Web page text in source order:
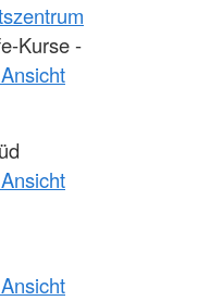
Kurse -